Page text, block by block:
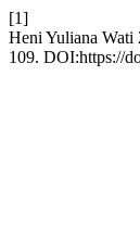
[1]
Heni Yuliana Wati
109. DOI:https://